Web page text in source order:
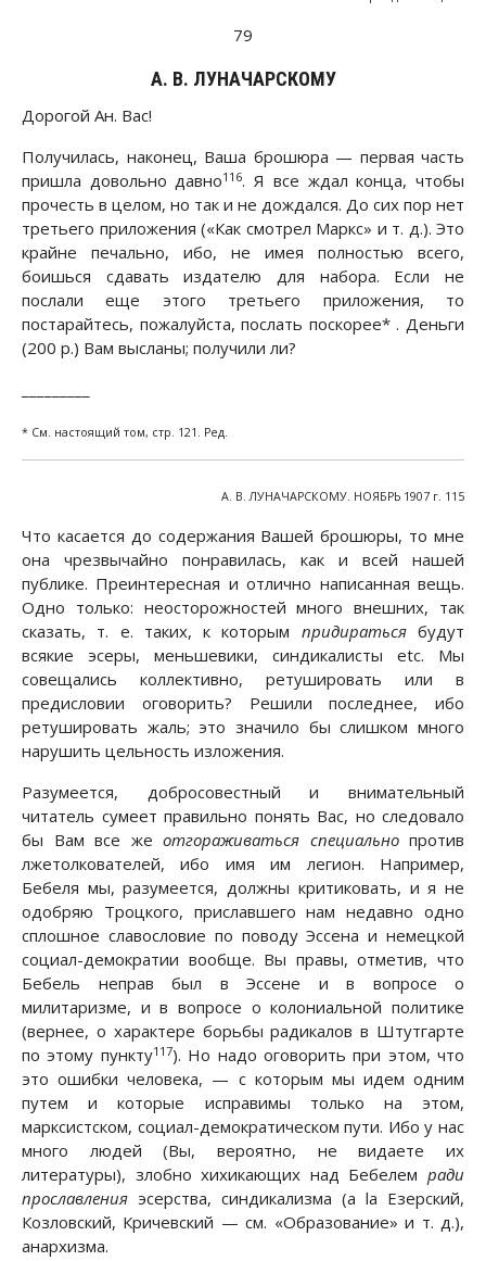
79
А. В. ЛУНАЧАРСКОМУ
Дорогой Ан. Вас!
Получилась, наконец, Ваша брошюра — первая часть
пришла довольно давно116. Я все ждал конца, чтобы
прочесть в целом, но так и не дождался. До сих пор нет
третьего приложения («Как смотрел Маркс» и т. д.). Это
крайне печально, ибо, не имея полностью всего,
боишься сдавать издателю для набора. Если не
послали еще этого третьего приложения, то
постарайтесь, пожалуйста, послать поскорее* . Деньги
(200 р.) Вам высланы; получили ли?
* См. настоящий том, стр. 121. Ред.
А. В. ЛУНАЧАРСКОМУ. НОЯБРЬ 1907 г. 115
Что касается до содержания Вашей брошюры, то мне
она чрезвычайно понравилась, как и всей нашей
публике. Преинтересная и отлично написанная вещь.
Одно только: неосторожностей много внешних, так
сказать, т. е. таких, к которым придиратьсябудут
всякие эсеры, меньшевики, синдикалисты etc. Мы
совещались коллективно, ретушировать или в
предисловии оговорить? Решили последнее, ибо
ретушировать жаль; это значило бы слишком много
нарушить цельность изложения.
Разумеется, добросовестный и внимательный
читатель сумеет правильно понять Вас, но следовало
бы Вам все же отгораживаться специальнопротив
лжетолкователей, ибо имя им легион. Например,
Бебеля мы, разумеется, должны критиковать, и я не
одобряю Троцкого, приславшего нам недавно одно
сплошное славословие по поводу Эссена и немецкой
социал-демократии вообще. Вы правы, отметив, что
Бебель неправ был в Эссене и в вопросе о
милитаризме, и в вопросе о колониальной политике
(вернее, о характере борьбы радикалов в Штутгарте
по этому пункту117). Но надо оговорить при этом, что
это ошибки человека, — с которым мы идем одним
путем и которые исправимы только на этом,
марксистском, социал-демократическом пути. Ибо у нас
много людей (Вы, вероятно, не видаете их
литературы), злобно хихикающих над Бебелем ради
прославления эсерства, синдикализма (а lа Езерский,
Козловский, Кричевский — см. «Образование» и т. д.),
анархизма.